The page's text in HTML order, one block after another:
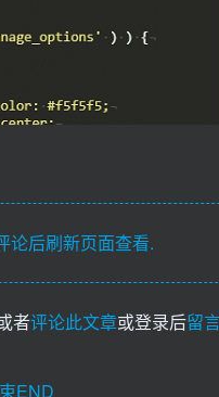
论后刷新页面查看.
者评论此文章或登录后留
END